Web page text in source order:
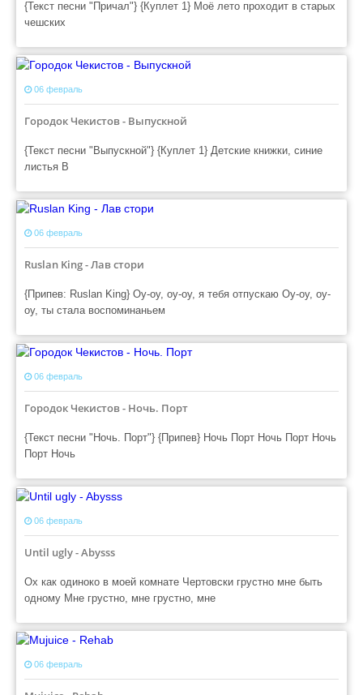
{Текст песни "Причал"} {Куплет 1} Моё лето проходит в старых
чешских
06 февраль
Городок Чекистов - Выпускной
{Текст песни "Выпускной"} {Куплет 1} Детские книжки, синие
листья В
06 февраль
Ruslan King - Лав стори
{Припев: Ruslan King} Оу-оу, оу-оу, я тебя отпускаю Оу-оу, оу-
оу, ты стала воспоминаньем
06 февраль
Городок Чекистов - Ночь. Порт
{Текст песни "Ночь. Порт"} {Припев} Ночь Порт Ночь Порт Ночь
Порт Ночь
06 февраль
Until ugly - Abysss
Ох как одиноко в моей комнате Чертовски грустно мне быть
одному Мне грустно, мне грустно, мне
06 февраль